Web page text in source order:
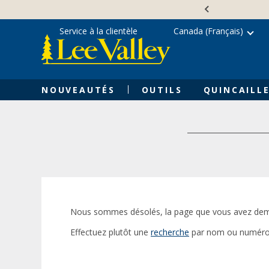
content
NOUVEAUTÉS OUTILS
Service à la clientèle Canada (Français)
Nous sommes désolés, la page que vous avez
Effectuez plutôt une recherche par nom ou